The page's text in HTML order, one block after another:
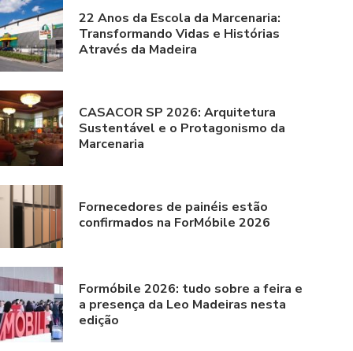
22 Anos da Escola da Marcenaria:
Transformando Vidas e Histórias
Através da Madeira
CASACOR SP 2026: Arquitetura
Sustentável e o Protagonismo da
Marcenaria
Fornecedores de painéis estão
confirmados na ForMóbile 2026
Formóbile 2026: tudo sobre a feira e
a presença da Leo Madeiras nesta
edição